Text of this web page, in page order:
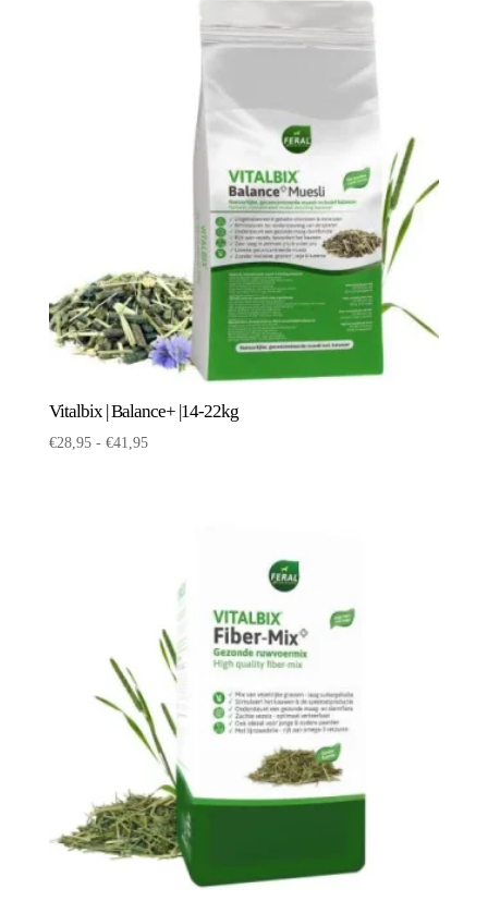
Vitalbix | Balance+ |14-22kg
€28,95 - €41,95Prijsklasse: